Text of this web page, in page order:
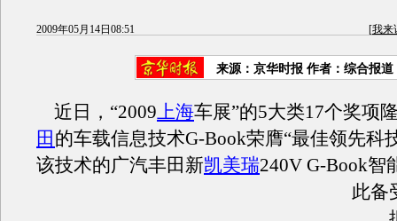
2009年05月14日08:51 [我来
来源： 京华时报 作者：综合报道
近日，“2009上海车展”的5大类17个奖项
田 的车载信息技术G-Book荣膺“最佳领先科
该技术的广汽丰田新凯美瑞240V G-Book智
此备